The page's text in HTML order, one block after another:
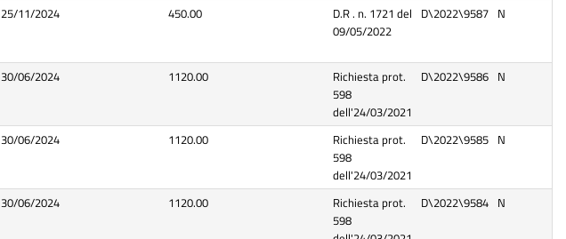
25/11/2024 450.00
D.R . n. 1721 del
09/05/2022
D\2022\9587 N
30/06/2024 1120.00
Richiesta prot.
598
dell'24/03/2021
D\2022\9586 N
30/06/2024 1120.00
Richiesta prot.
598
dell'24/03/2021
D\2022\9585 N
30/06/2024 1120.00
Richiesta prot.
598
D\2022\9584 N